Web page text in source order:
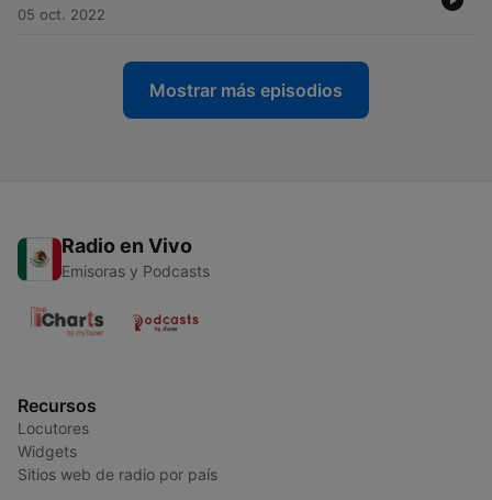
05 oct. 2022
Mostrar más episodios
Radio en Vivo
Emisoras y Podcasts
Recursos
Locutores
Widgets
Sitios web de radio por país